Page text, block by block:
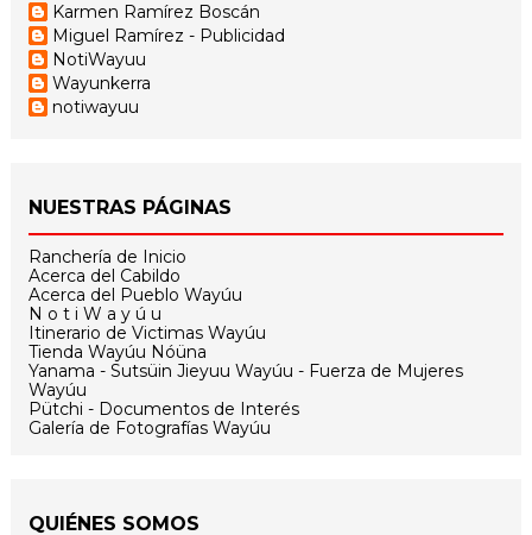
Karmen Ramírez Boscán
Miguel Ramírez - Publicidad
NotiWayuu
Wayunkerra
notiwayuu
NUESTRAS PÁGINAS
Ranchería de Inicio
Acerca del Cabildo
Acerca del Pueblo Wayúu
N o t i W a y ú u
Itinerario de Victimas Wayúu
Tienda Wayúu Nóüna
Yanama - Sutsüin Jieyuu Wayúu - Fuerza de Mujeres
Wayúu
Pütchi - Documentos de Interés
Galería de Fotografías Wayúu
QUIÉNES SOMOS